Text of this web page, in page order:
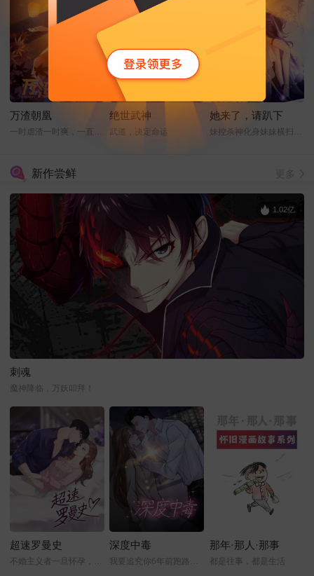
万渣朝凰
一时虐渣一时爽，一直虐渣一直爽
绝世武神
武道，决定命运
她来了，请趴下
妹控杀神化身妹妹横扫娱乐圈
新作尝鲜
刺魂
魔神降临，万妖叩拜！
1.02亿
超速罗曼史
不婚主义者一旦怀孕，那该怎么办？
深度中毒
我要追究你6年前跑路的责任
那年·那人·那事
都是往事，都是生活